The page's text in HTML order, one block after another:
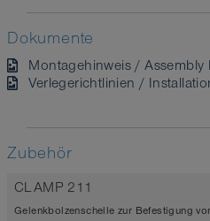
Dokumente
Montagehinweis /
Verlegerichtlinien /
Zubehör
CLAMP 211
Gelenkbolzenschelle zur Befestigung